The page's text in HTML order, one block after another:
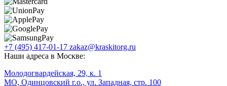
+7 (495) 417-01-17 zakaz@kraskitorg.ru
Наши адреса в Москве:
Молодогвардейская, 29, к. 1
МО, Одинцовский г.о., ул. Западная, стр. 100